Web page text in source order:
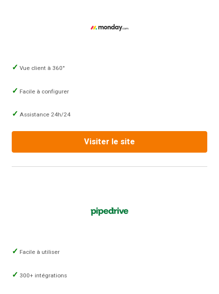
Vue client à 360°
Facile à configurer
Assistance 24h/24
Visiter le site
Facile à utiliser
300+ intégrations